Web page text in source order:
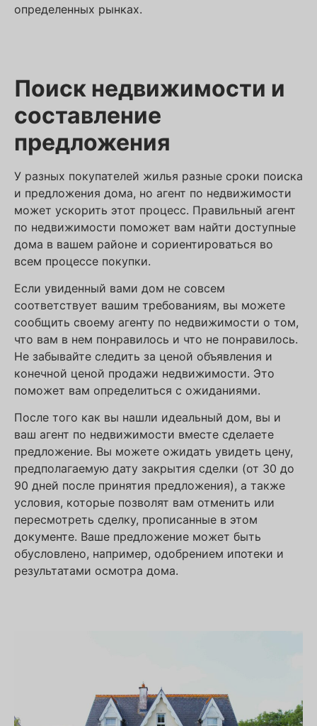
определенных рынках.
Поиск недвижимости и
составление
предложения
У разных покупателей жилья разные сроки поиска
и предложения дома, но агент по недвижимости
может ускорить этот процесс. Правильный агент
по недвижимости поможет вам найти доступные
дома в вашем районе и сориентироваться во
всем процессе покупки.
Если увиденный вами дом не совсем
соответствует вашим требованиям, вы можете
сообщить своему агенту по недвижимости о том,
что вам в нем понравилось и что не понравилось.
Не забывайте следить за ценой объявления и
конечной ценой продажи недвижимости. Это
поможет вам определиться с ожиданиями.
После того как вы нашли идеальный дом, вы и
ваш агент по недвижимости вместе сделаете
предложение. Вы можете ожидать увидеть цену,
предполагаемую дату закрытия сделки (от 30 до
90 дней после принятия предложения), а также
условия, которые позволят вам отменить или
пересмотреть сделку, прописанные в этом
документе. Ваше предложение может быть
обусловлено, например, одобрением ипотеки и
результатами осмотра дома.